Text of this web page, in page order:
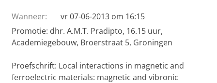
Wanneer:
vr 07-06-2013 om 16:15
Promotie: dhr. A.M.T. Pradipto, 16.15 uur,
Academiegebouw, Broerstraat 5, Groningen
Proefschrift: Local interactions in magnetic and
ferroelectric materials: magnetic and vibronic